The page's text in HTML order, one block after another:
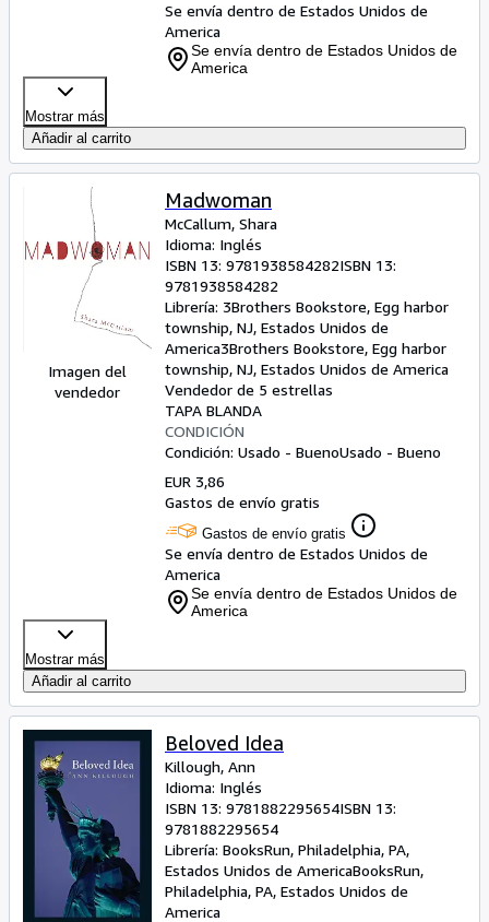
Se envía dentro de Estados Unidos de
America
Se envía dentro de Estados Unidos de
America
Mostrar más
Añadir al carrito
Imagen del
vendedor
Madwoman
McCallum, Shara
Idioma: Inglés
ISBN 13: 9781938584282ISBN 13:
9781938584282
Librería: 3Brothers Bookstore, Egg harbor
township, NJ, Estados Unidos de
America3Brothers Bookstore, Egg harbor
township, NJ, Estados Unidos de America
Vendedor de 5 estrellas
TAPA BLANDA
CONDICIÓN
Condición: Usado - BuenoUsado - Bueno
EUR 3,86
Gastos de envío gratis
Gastos de envío gratis
Se envía dentro de Estados Unidos de
America
Se envía dentro de Estados Unidos de
America
Mostrar más
Añadir al carrito
Beloved Idea
Killough, Ann
Idioma: Inglés
ISBN 13: 9781882295654ISBN 13:
9781882295654
Librería: BooksRun, Philadelphia, PA,
Estados Unidos de AmericaBooksRun,
Philadelphia, PA, Estados Unidos de
America